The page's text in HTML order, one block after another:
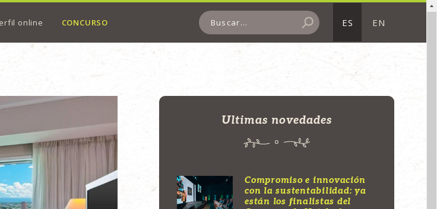
online CONCURSO ES EN
Ultimas novedades
Compromiso e innovación
con la sustentabilidad: ya
están los finalistas del